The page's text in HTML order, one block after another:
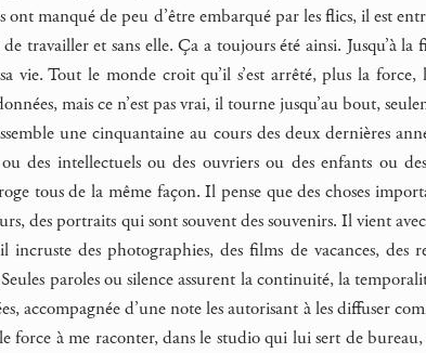
ont manqué de peu d’être embarqué par les flics, il est
et sans elle. Ça a toujours été ainsi. Jusqu’à la
vie. Tout le monde croit qu’il s’est arrêté, plus la
mais ce n’est pas vrai, il tourne jusqu’au bout,
une cinquantaine au cours des deux dernières
des intellectuels ou des ouvriers ou des enfants ou
tous de la même façon. Il pense que des choses
des portraits qui sont souvent des souvenirs. Il vient
des photographies, des films de vacances, des
paroles ou silence assurent la continuité, la
accompagnée d’une note les autorisant à les diffuser
force à me raconter, dans le studio qui lui sert de